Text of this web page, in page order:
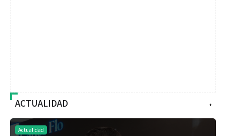
+
ACTUALIDAD
Actualidad